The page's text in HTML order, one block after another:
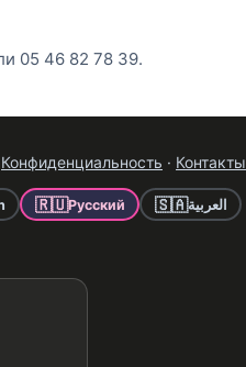
05 46 82 78 39.
Конфиденциальность · Контакты
🇷🇺Русский 🇸🇦العربية